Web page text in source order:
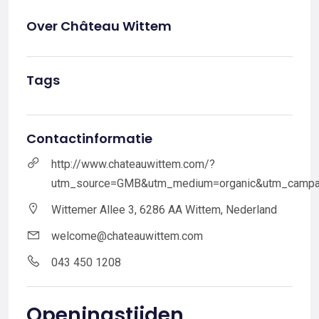
Over Château Wittem
Tags
Contactinformatie
http://www.chateauwittem.com/?
Wittemer Allee 3, 6286 AA Wittem, Nederland
welcome@chateauwittem.com
043 450 1208